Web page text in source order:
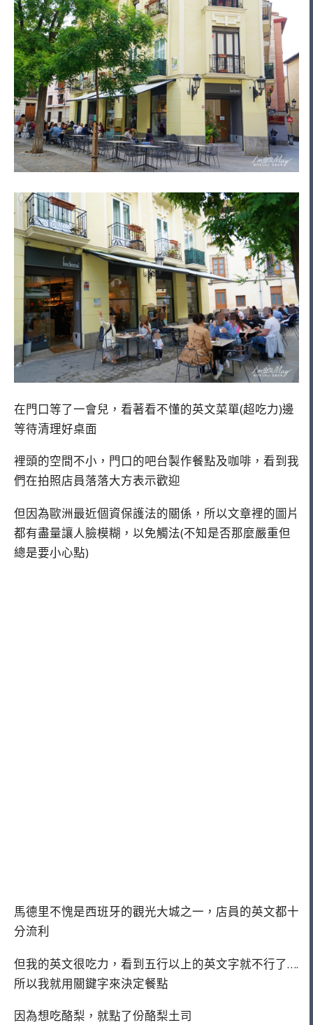
在門口等了一會兒，看著看不懂的英文菜單(超吃力)邊
等待清理好桌面
裡頭的空間不小，門口的吧台製作餐點及咖啡，看到我
們在拍照店員落落大方表示歡迎
但因為歐洲最近個資保護法的關係，所以文章裡的圖片
都有盡量讓人臉模糊，以免觸法(不知是否那麼嚴重但
總是要小心點)
馬德里不愧是西班牙的觀光大城之一，店員的英文都十
分流利
但我的英文很吃力，看到五行以上的英文字就不行了….
所以我就用關鍵字來決定餐點
因為想吃酪梨，就點了份酪梨土司